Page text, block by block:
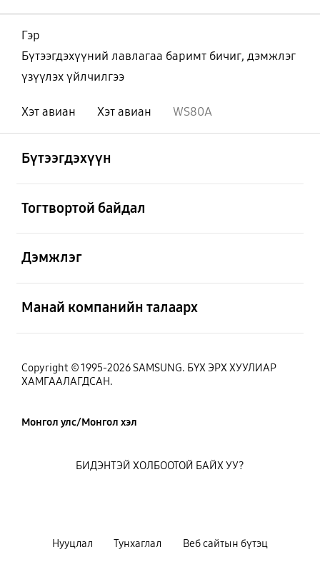
Гэр
Бүтээгдэхүүний лавлагаа баримт бичиг, дэмжлэг
үзүүлэх үйлчилгээ
Хэт авиан Хэт авиан WS80A
Бүтээгдэхүүн
Тогтвортой байдал
Дэмжлэг
Манай компанийн талаарх
Copyright © 1995-2026 SAMSUNG. БҮХ ЭРХ ХУУЛИАР
ХАМГААЛАГДСАН.
Монгол улс/Монгол хэл
Нууцлал Тунхаглал Веб сайтын бүтэц
БИДЭНТЭЙ ХОЛБООТОЙ БАЙХ УУ?